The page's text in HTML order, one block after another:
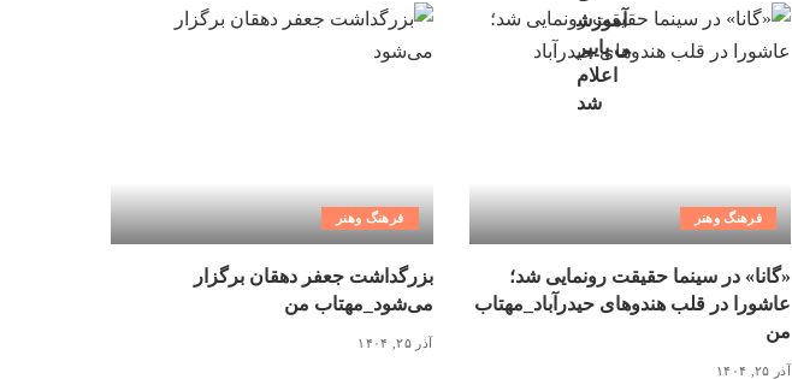
فرهنگ وهنر
«گانا» در سینما حقیقت رونمایی شد؛
عاشورا در قلب هندوهای حیدرآباد_مهتاب
من
آذر ۲۵, ۱۴۰۴
فرهنگ وهنر
بزرگداشت جعفر دهقان برگزار
می‌شود_مهتاب من
آذر ۲۵, ۱۴۰۴